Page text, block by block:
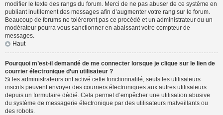
modifier le texte des rangs du forum. Merci de ne pas abuser de ce système en
publiant inutilement des messages afin d’augmenter votre rang sur le forum.
Beaucoup de forums ne toléreront pas ce procédé et un administrateur ou un
modérateur pourra vous sanctionner en abaissant votre compteur de
messages.
Haut
Pourquoi m’est-il demandé de me connecter lorsque je clique sur le lien de
courrier électronique d’un utilisateur ?
Si les administrateurs ont activé cette fonctionnalité, seuls les utilisateurs
inscrits peuvent envoyer des courriers électroniques aux autres utilisateurs
depuis un formulaire dédié. Cela permet d’empêcher une utilisation abusive
du système de messagerie électronique par des utilisateurs malveillants ou
des robots.